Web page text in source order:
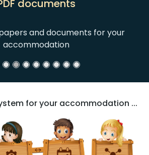
documents
and documents for your
accommodation
for your accommodation ...